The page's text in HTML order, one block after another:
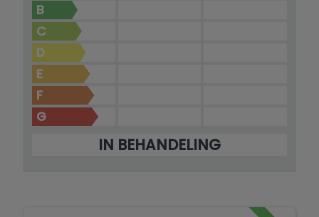
B
C
D
E
F
G
IN BEHANDELING